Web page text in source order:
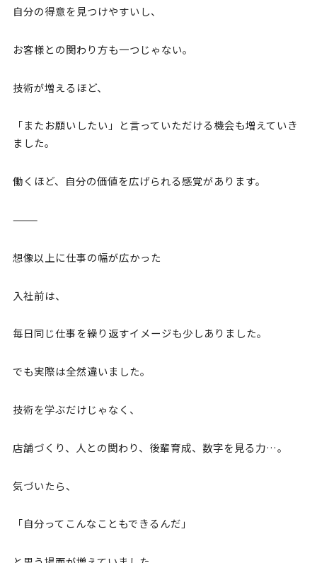
自分の得意を見つけやすいし、
お客様との関わり方も一つじゃない。
技術が増えるほど、
「またお願いしたい」と言っていただける機会も増えていき
ました。
働くほど、自分の価値を広げられる感覚があります。
⸻
想像以上に仕事の幅が広かった
入社前は、
毎日同じ仕事を繰り返すイメージも少しありました。
でも実際は全然違いました。
技術を学ぶだけじゃなく、
店舗づくり、人との関わり、後輩育成、数字を見る力…。
気づいたら、
「自分ってこんなこともできるんだ」